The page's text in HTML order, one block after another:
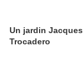
Un jardin
Trocadero